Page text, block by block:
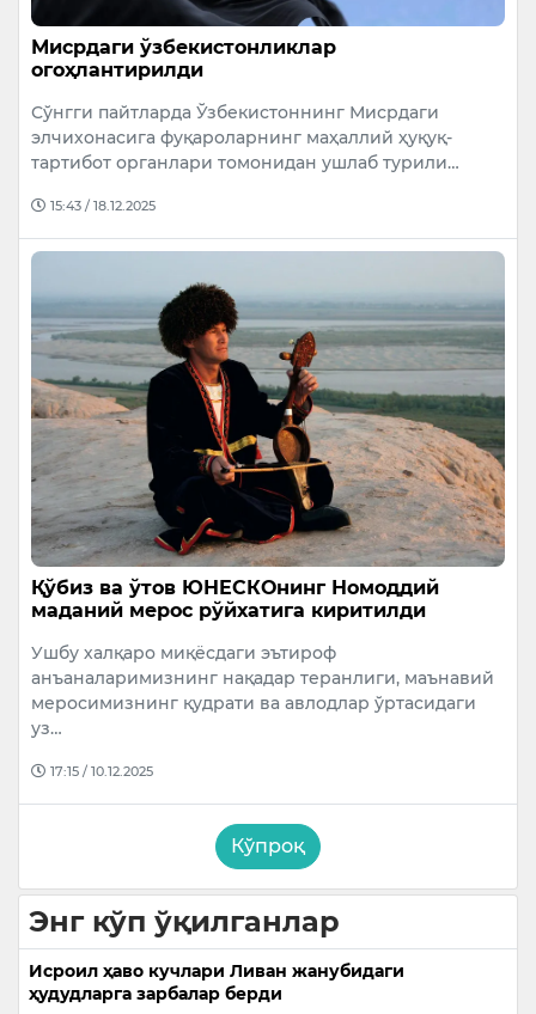
Мисрдаги ўзбекистонликлар
огоҳлантирилди
Сўнгги пайтларда Ўзбекистоннинг Мисрдаги
элчихонасига фуқароларнинг маҳаллий ҳуқуқ-
тартибот органлари томонидан ушлаб турили…
15:43 / 18.12.2025
Қўбиз ва ўтов ЮНЕСКОнинг Номоддий
маданий мерос рўйхатига киритилди
Ушбу халқаро миқёсдаги эътироф
анъаналаримизнинг нақадар теранлиги, маънавий
меросимизнинг қудрати ва авлодлар ўртасидаги
уз…
17:15 / 10.12.2025
Кўпроқ
Энг кўп ўқилганлар
Исроил ҳаво кучлари Ливан жанубидаги
ҳудудларга зарбалар берди